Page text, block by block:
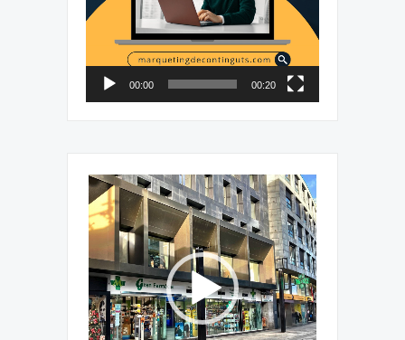
00:00 00:20
Reproductor
de
vídeo